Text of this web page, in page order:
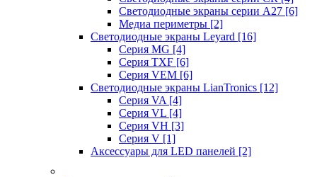
Светодиодные экраны серии А27 [6]
Медиа периметры [2]
Светодиодные экраны Leyard [16]
Серия MG [4]
Серия TXF [6]
Серия VEM [6]
Светодиодные экраны LianTronics [12]
Серия VA [4]
Серия VL [4]
Серия VH [3]
Серия V [1]
Аксессуары для LED панелей [2]